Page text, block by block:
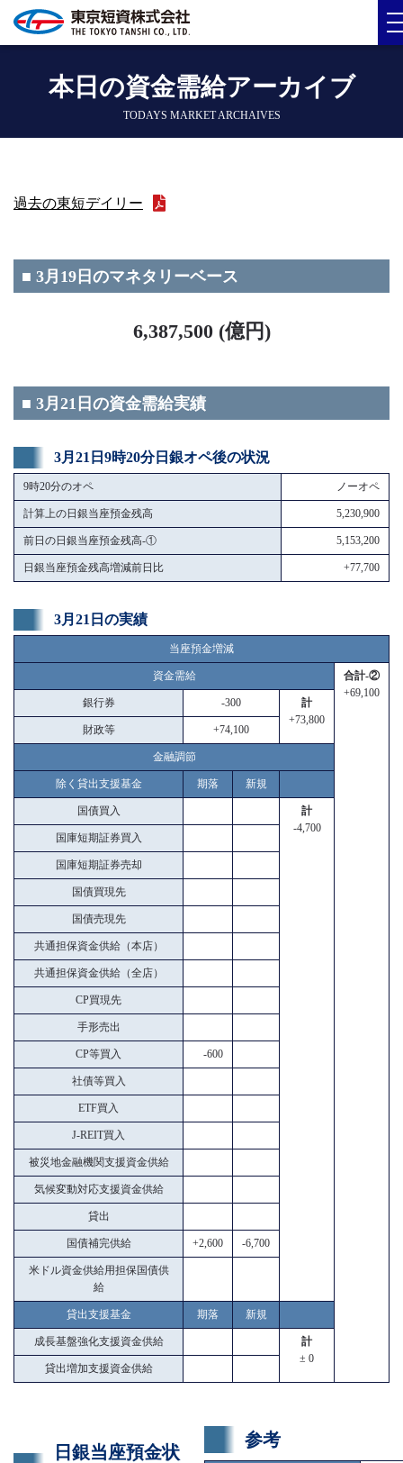
本日の資金需給アーカイブ
TODAYS MARKET ARCHAIVES
過去の東短デイリー
■ 3月19日のマネタリーベース
6,387,500 (億円)
■ 3月21日の資金需給実績
3月21日9時20分日銀オペ後の状況
9時20分のオペ ノーオペ
計算上の日銀当座預金残高 5,230,900
前日の日銀当座預金残高-① 5,153,200
日銀当座預金残高増減前日比 +77,700
3月21日の実績
当座預金増減
資金需給
合計-②
+69,100
銀行券 -300
計
+73,800
財政等 +74,100
金融調節
除く貸出支援基金 期落 新規
国債買入
計
-4,700
国庫短期証券買入
国庫短期証券売却
国債買現先
国債売現先
共通担保資金供給（本店）
共通担保資金供給（全店）
CP買現先
手形売出
CP等買入 -600
社債等買入
ETF買入
J-REIT買入
被災地金融機関支援資金供給
気候変動対応支援資金供給
貸出
国債補完供給 +2,600 -6,700
米ドル資金供給用担保国債供
給
貸出支援基金 期落 新規
成長基盤強化支援資金供給
計
± 0
貸出増加支援資金供給
日銀当座預金状
参考